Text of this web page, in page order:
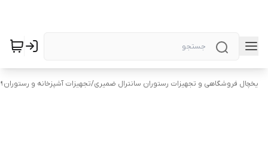
یخچال فروشگاهی و تجهیزات رستوران سانترال ضمیری/تجهیزات آشپزخانه و